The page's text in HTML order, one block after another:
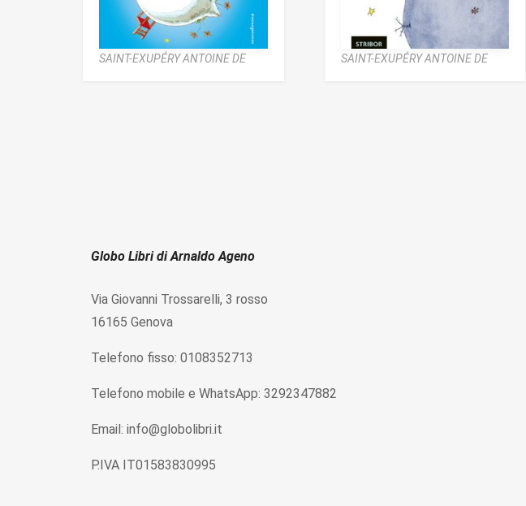
SAINT-EXUPÉRY ANTOINE DE SAINT-EXUPÉRY ANTOINE DE
Globo Libri di Arnaldo Ageno
Via Giovanni Trossarelli, 3 rosso
16165 Genova
Telefono fisso: 0108352713
Telefono mobile e WhatsApp: 3292347882
Email: info@globolibri.it
P.IVA IT01583830995